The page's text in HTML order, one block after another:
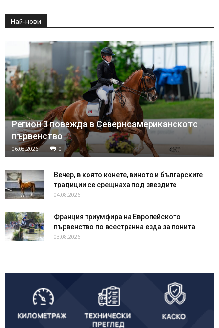
Най-нови
Регион 3 повежда в Северноамериканското
първенство
06.08.2026 0
Вечер, в която конете, виното и българските
традиции се срещнаха под звездите
04.08.2026
Франция триумфира на Европейското
първенство по всестранна езда за понита
03.08.2026